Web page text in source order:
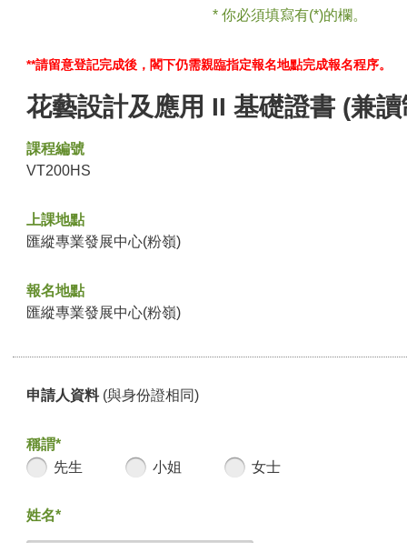
* 你必須填寫有(*)的欄。
**請留意登記完成後，閣下仍需親臨指定報名地點完成報名程序。
花藝設計及應用 II 基礎證書 (兼讀
課程編號
VT200HS
上課地點
匯縱專業發展中心(粉嶺)
報名地點
匯縱專業發展中心(粉嶺)
申請人資料 (與身份證相同)
稱謂*
先生
小姐 女士
姓名*